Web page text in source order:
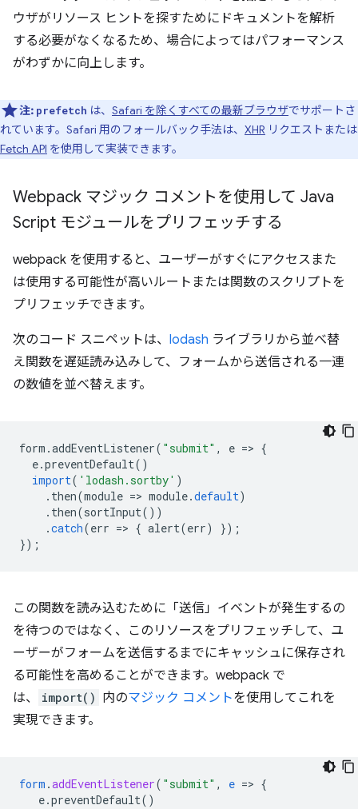
ウザがリソース ヒントを探すためにドキュメントを解析
する必要がなくなるため、場合によってはパフォーマンス
がわずかに向上します。
注: prefetch は、 Safari を除くすべての最新ブラウザでサポートさ
れています。Safari 用のフォールバック手法は、 XHR リクエストまたは
Fetch API を使用して実装できます。
Webpack マジック コメントを使用して Java
Script モジュールをプリフェッチする
webpack を使用すると、ユーザーがすぐにアクセスまた
は使用する可能性が高いルートまたは関数のスクリプトを
プリフェッチできます。
次のコード スニペットは、 lodash ライブラリから並べ替
え関数を遅延読み込みして、フォームから送信される一連
の数値を並べ替えます。
form .addEventListener( "submit" , e => {
e.preventDefault()
import( 'lodash.sortby' )
. then(module => module.default)
. then(sortInput())
.catch(err => { alert(err)
});
});
この関数を読み込むために「送信」イベントが発生するの
を待つのではなく、このリソースをプリフェッチして、ユ
ーザーがフォームを送信するまでにキャッシュに保存され
る可能性を高めることができます。webpack で
は、
import() 内のマジック コメントを使用してこれを
実現できます。
form .addEventListener( "submit" , e => {
e.preventDefault()